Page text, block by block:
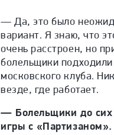
— Да, это было
вариант. Я знаю, что
очень расстроен, но
болельщики
московского клуба.
везде, где работает.
— Болельщики до сих
игры с «Партизаном».